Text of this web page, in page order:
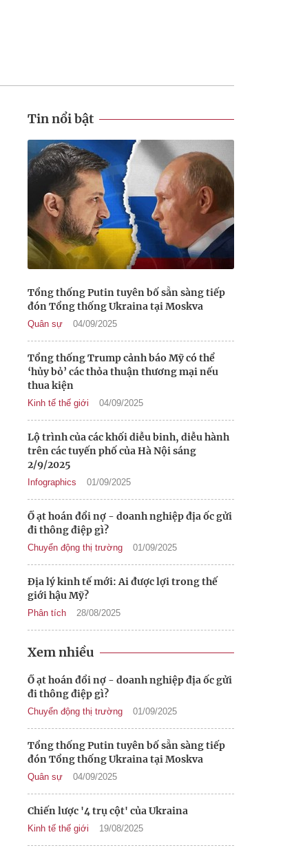
Tin nổi bật
Tổng thống Putin tuyên bố sẵn sàng tiếp
đón Tổng thống Ukraina tại Moskva
Quân sự 04/09/2025
Tổng thống Trump cảnh báo Mỹ có thể
‘hủy bỏ’ các thỏa thuận thương mại nếu
thua kiện
Kinh tế thế giới 04/09/2025
Lộ trình của các khối diễu binh, diễu hành
trên các tuyến phố của Hà Nội sáng
2/9/2025
Infographics 01/09/2025
Ồ ạt hoán đổi nợ - doanh nghiệp địa ốc gửi
đi thông điệp gì?
Chuyển động thị trường 01/09/2025
Địa lý kinh tế mới: Ai được lợi trong thế
giới hậu Mỹ?
Phân tích 28/08/2025
Xem nhiều
Ồ ạt hoán đổi nợ - doanh nghiệp địa ốc gửi
đi thông điệp gì?
Chuyển động thị trường 01/09/2025
Tổng thống Putin tuyên bố sẵn sàng tiếp
đón Tổng thống Ukraina tại Moskva
Quân sự 04/09/2025
Chiến lược '4 trụ cột' của Ukraina
Kinh tế thế giới 19/08/2025